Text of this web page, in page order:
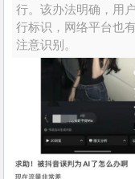
行。该办法明确，用
行标识，网络平台也
注意识别。